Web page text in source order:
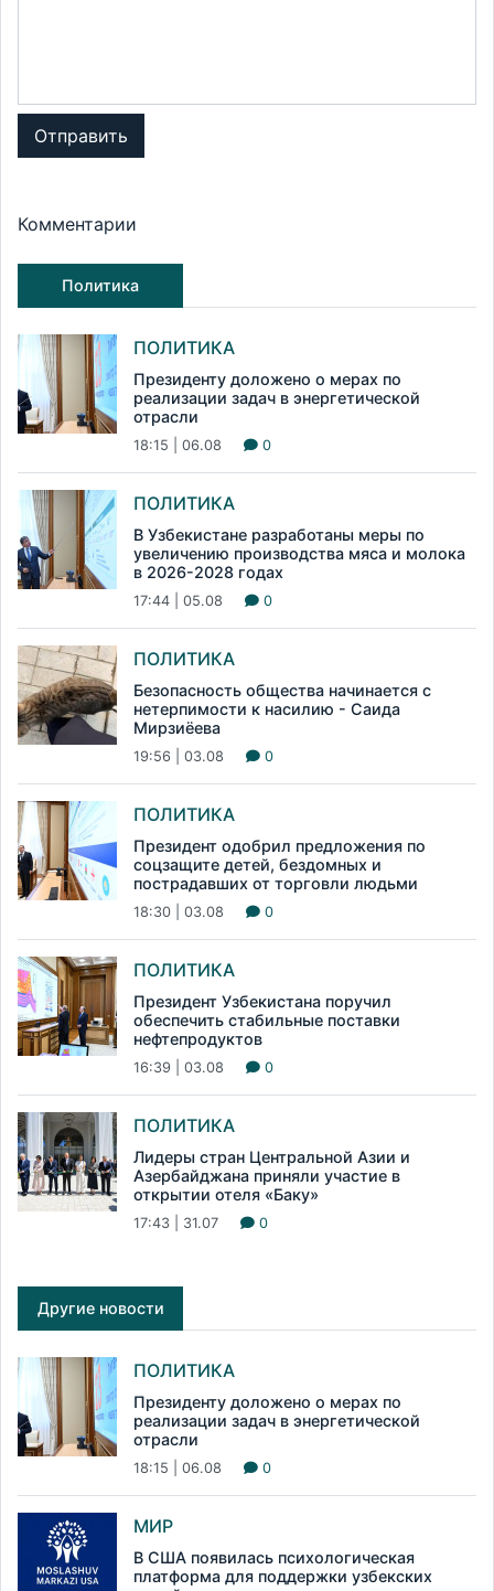
Отправить
Комментарии
Политика
ПОЛИТИКА
Президенту доложено о мерах по
реализации задач в энергетической
отрасли
18:15 | 06.08 0
ПОЛИТИКА
В Узбекистане разработаны меры по
увеличению производства мяса и молока
в 2026-2028 годах
17:44 | 05.08 0
ПОЛИТИКА
Безопасность общества начинается с
нетерпимости к насилию - Саида
Мирзиёева
19:56 | 03.08 0
ПОЛИТИКА
Президент одобрил предложения по
соцзащите детей, бездомных и
пострадавших от торговли людьми
18:30 | 03.08 0
ПОЛИТИКА
Президент Узбекистана поручил
обеспечить стабильные поставки
нефтепродуктов
16:39 | 03.08 0
ПОЛИТИКА
Лидеры стран Центральной Азии и
Азербайджана приняли участие в
открытии отеля «Баку»
17:43 | 31.07 0
Другие новости
ПОЛИТИКА
Президенту доложено о мерах по
реализации задач в энергетической
отрасли
18:15 | 06.08 0
МИР
В США появилась психологическая
платформа для поддержки узбекских